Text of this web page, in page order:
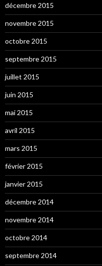
décembre 2015
novembre 2015
octobre 2015
septembre 2015
juillet 2015
juin 2015
mai 2015
avril 2015
mars 2015
février 2015
janvier 2015
décembre 2014
novembre 2014
octobre 2014
septembre 2014